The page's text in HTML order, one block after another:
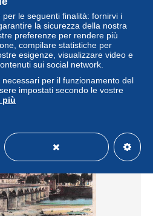
la gendarmerie
0,75 USD
Residenziale
le seguenti finalità: fornirvi i
la sicurezza della nostra
preferenze per rendere più
compilare statistiche per
esigenze, visualizzare video e
sui social network.
per il funzionamento del
impostati secondo le vostre
più